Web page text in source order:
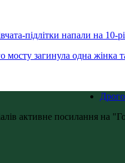
підлітки напали на
мосту загинула одна
активне посилання на